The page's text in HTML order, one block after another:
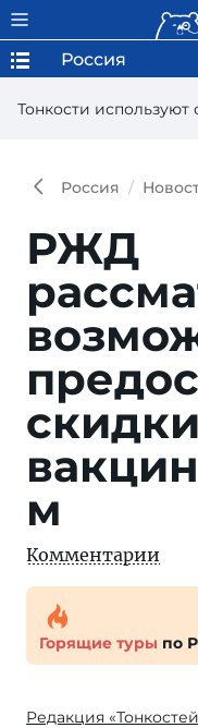
Тонкости используют
Россия
Россия
РЖД
скидки
м
Комментарии
Горящие туры по
Редакция